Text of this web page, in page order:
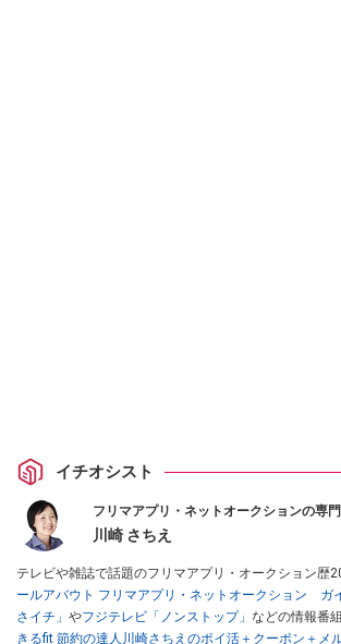
イチオシスト
フリマアプリ・ネットオークションの専
川崎 さちえ
テレビや雑誌で話題のフリマアプリ・オークション歴
ールアバウト フリマアプリ・ネットオークション ガ
さイチ」 やフジテレビ「ノンストップ」 などの情報番
きるfit 節約の達人川崎さちえのポイ活＋クーポン＋メ